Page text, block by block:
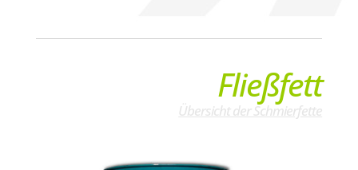
Fließfett
Übersicht der Schmierfette